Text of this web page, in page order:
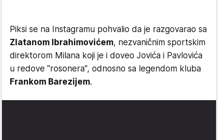
Piksi se na Instagramu pohvalio da je razgovarao sa
Zlatanom Ibrahimovićem, nezvaničnim sportskim
direktorom Milana koji je i doveo Jovića i Pavlovića
u redove "rosonera", odnosno sa legendom kluba
Frankom Barezijem.